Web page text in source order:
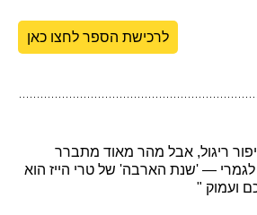
לרכישת הספר לחצו כאן
ריגול, אבל מהר מאוד מתברר
— 'שנת הארבה' של טרי הייז הוא
ועמוק "